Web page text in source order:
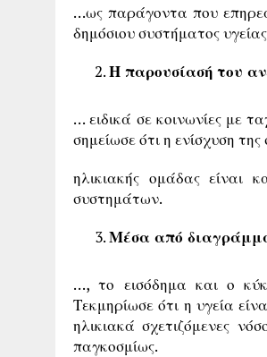
…ως παράγοντα που
δημόσιου συστήματος
Η παρουσίασή του
… ειδικά σε κοινωνίες με
σημείωσε ότι η ενίσχυση
ηλικιακής ομάδας είναι
συστημάτων.
Μέσα από
…, το εισόδημα και ο
Τεκμηρίωσε ότι η υγεία
ηλικιακά σχετιζόμενες
παγκοσμίως.